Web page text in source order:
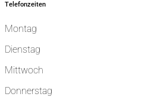
Telefonzeiten
Montag
Dienstag
Mittwoch
Donnerstag